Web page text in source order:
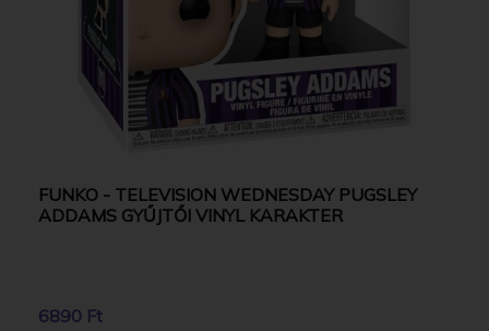
FUNKO - TELEVISION WEDNESDAY PUGSLEY
ADDAMS GYŰJTŐI VINYL KARAKTER
6890 Ft